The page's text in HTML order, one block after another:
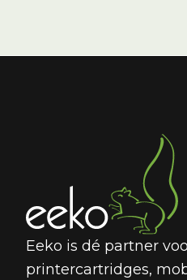
Eeko is dé partner
printercartridges,